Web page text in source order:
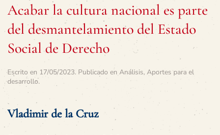
Acabar la cultura nacional es parte
del desmantelamiento del Estado
Social de Derecho
Escrito en 17/05/2023. Publicado en Análisis, Aportes para el
desarrollo.
Vladimir de la Cruz